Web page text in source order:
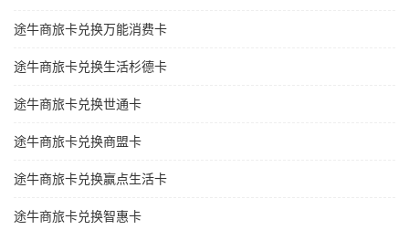
途牛商旅卡兑换万能消费卡
途牛商旅卡兑换生活杉德卡
途牛商旅卡兑换世通卡
途牛商旅卡兑换商盟卡
途牛商旅卡兑换赢点生活卡
途牛商旅卡兑换智惠卡